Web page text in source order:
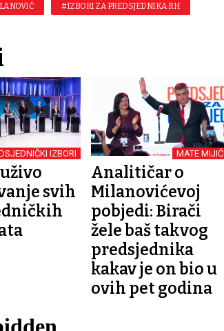
#IZBORI ZA PREDSJEDNIKA RH
IZBORI
svih
MATE MIJIĆ
Analitičar o
Milanovićevoj
pobjedi: Birači
žele baš takvog
predsjednika
kakav je on bio u
ovih pet godina